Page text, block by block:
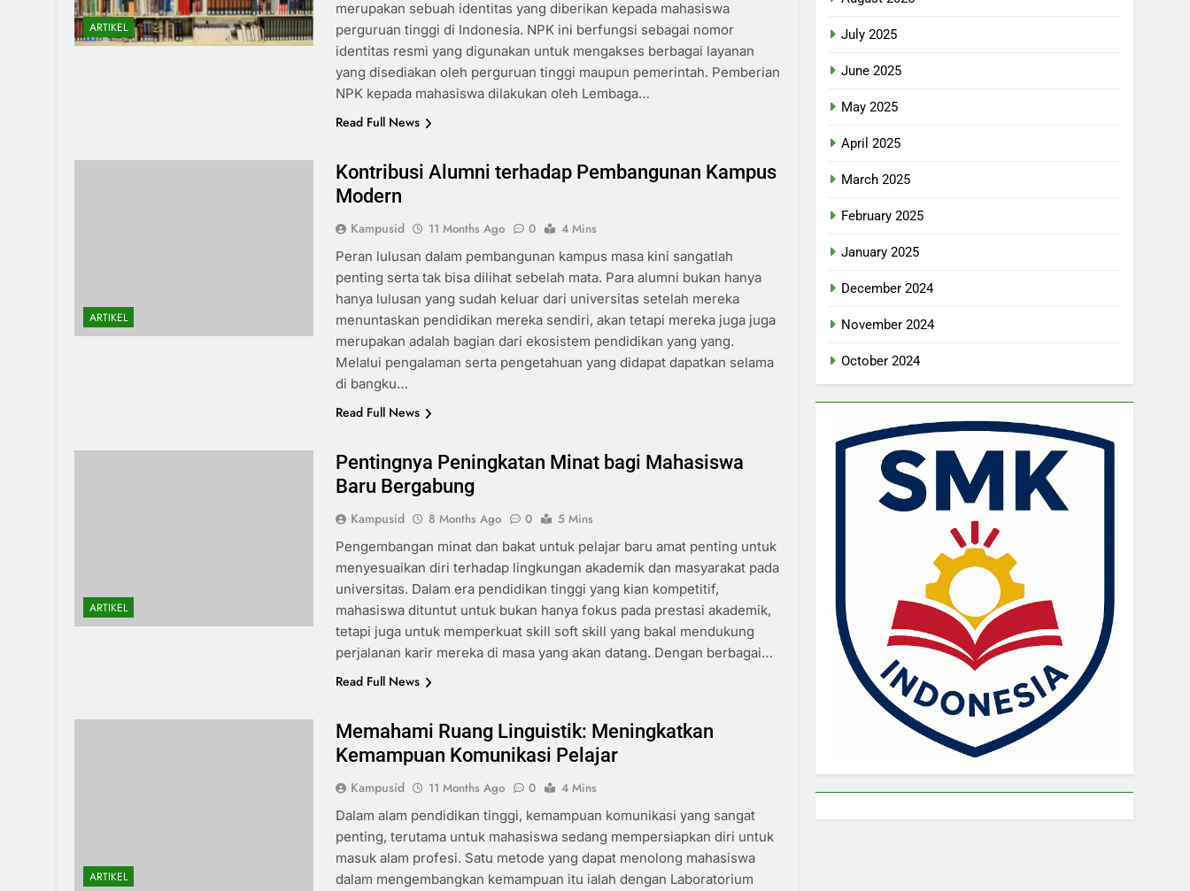
ARTIKEL
merupakan sebuah identitas yang diberikan kepada mahasiswa
perguruan tinggi di Indonesia. NPK ini berfungsi sebagai nomor
identitas resmi yang digunakan untuk mengakses berbagai layanan
yang disediakan oleh perguruan tinggi maupun pemerintah. Pemberian
NPK kepada mahasiswa dilakukan oleh Lembaga…
Read Full News
ARTIKEL
Kontribusi Alumni terhadap Pembangunan Kampus
Modern
Kampusid 11 Months Ago 0
4 Mins
Peran lulusan dalam pembangunan kampus masa kini sangatlah
penting serta tak bisa dilihat sebelah mata. Para alumni bukan hanya
hanya lulusan yang sudah keluar dari universitas setelah mereka
menuntaskan pendidikan mereka sendiri, akan tetapi mereka juga juga
merupakan adalah bagian dari ekosistem pendidikan yang yang.
Melalui pengalaman serta pengetahuan yang didapat dapatkan selama
di bangku…
Read Full News
ARTIKEL
Pentingnya Peningkatan Minat bagi Mahasiswa
Baru Bergabung
Kampusid 8 Months Ago 0
5 Mins
Pengembangan minat dan bakat untuk pelajar baru amat penting untuk
menyesuaikan diri terhadap lingkungan akademik dan masyarakat pada
universitas. Dalam era pendidikan tinggi yang kian kompetitif,
mahasiswa dituntut untuk bukan hanya fokus pada prestasi akademik,
tetapi juga untuk memperkuat skill soft skill yang bakal mendukung
perjalanan karir mereka di masa yang akan datang. Dengan berbagai…
Read Full News
ARTIKEL
Memahami Ruang Linguistik: Meningkatkan
Kemampuan Komunikasi Pelajar
Kampusid 11 Months Ago 0
4 Mins
Dalam alam pendidikan tinggi, kemampuan komunikasi yang sangat
penting, terutama untuk mahasiswa sedang mempersiapkan diri untuk
masuk alam profesi. Satu metode yang dapat menolong mahasiswa
dalam mengembangkan kemampuan itu ialah dengan Laboratorium
July 2025
June 2025
May 2025
April 2025
March 2025
February 2025
January 2025
December 2024
November 2024
October 2024